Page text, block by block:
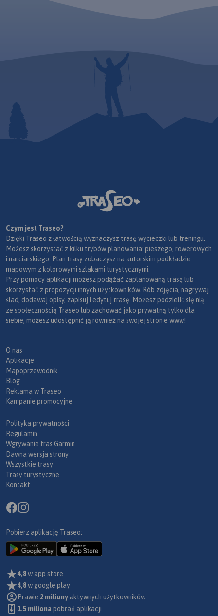
Czym jest Traseo?
Dzięki Traseo z łatwością wyznaczysz trasę wycieczki lub treningu.
Możesz skorzystać z kilku trybów planowania: pieszego, rowerowych
i narciarskiego. Plan trasy zobaczysz na autorskim podkładzie
mapowym z kolorowymi szlakami turystycznymi.
Przy pomocy aplikacji możesz podążać zaplanowaną trasą lub
skorzystać z propozycji innych użytkowników. Rób zdjęcia, nagrywaj
ślad, dodawaj opisy, zapisuj i edytuj trasę. Możesz podzielić się nią
ze społecznością Traseo lub zachować jako prywatną tylko dla
siebie, możesz udostępnić ją również na swojej stronie www!
O nas
Aplikacje
Mapoprzewodnik
Blog
Reklama w Traseo
Kampanie promocyjne
Polityka prywatności
Regulamin
Wgrywanie tras Garmin
Dawna wersja strony
Wszystkie trasy
Trasy turystyczne
Kontakt
Pobierz aplikację Traseo:
4,8w app store
4,8w google play
Prawie 2 miliony aktywnych użytkowników
1.5 miliona pobrań aplikacji